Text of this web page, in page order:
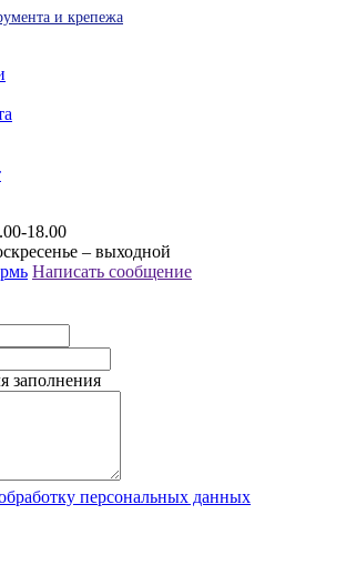
и крепежа
18.00
– выходной
Написать сообщение
заполнения
персональных данных